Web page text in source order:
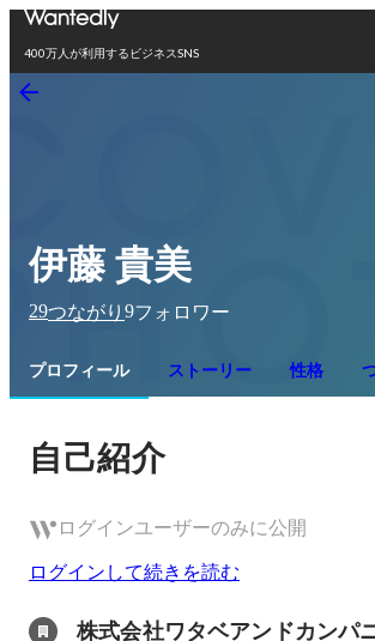
400万人が利用するビジネスSNS
伊藤 貴美
29つながり 9フォロワー
プロフィール ストーリー 性格
自己紹介
ログインユーザーのみに公開
ログインして続きを読む
株式会社ワタベアンドカンパ